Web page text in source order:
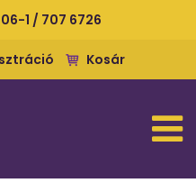
06-1 / 707 6726
Kosár